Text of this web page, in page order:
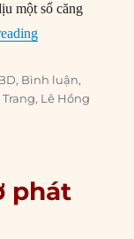
một số căng
“Rủi ro đối với
, Bình luận,
, Lê Hồng
phát